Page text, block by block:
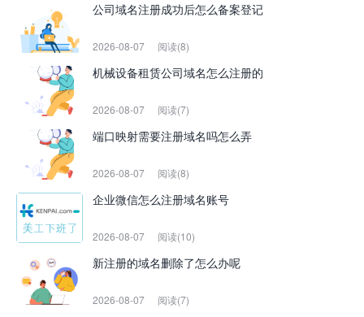
公司域名注册成功后怎么备案登记
2026-08-07 阅读(8)
机械设备租赁公司域名怎么注册的
2026-08-07 阅读(7)
端口映射需要注册域名吗怎么弄
2026-08-07 阅读(8)
企业微信怎么注册域名账号
2026-08-07 阅读(10)
新注册的域名删除了怎么办呢
2026-08-07 阅读(7)